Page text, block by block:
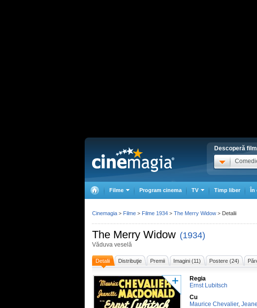
Descoperă
Filme Program cinema TV Timp liber În
The Merry Widow (1934)
Văduva veselă
Detalii Distribuţie Premii Imagini (11) Postere (24)
Regia
Ernst Lubitsch
Cu
Maurice Chevalier,
Cinemagia > Filme > Filme 1934 > The Merry Widow > Detalii